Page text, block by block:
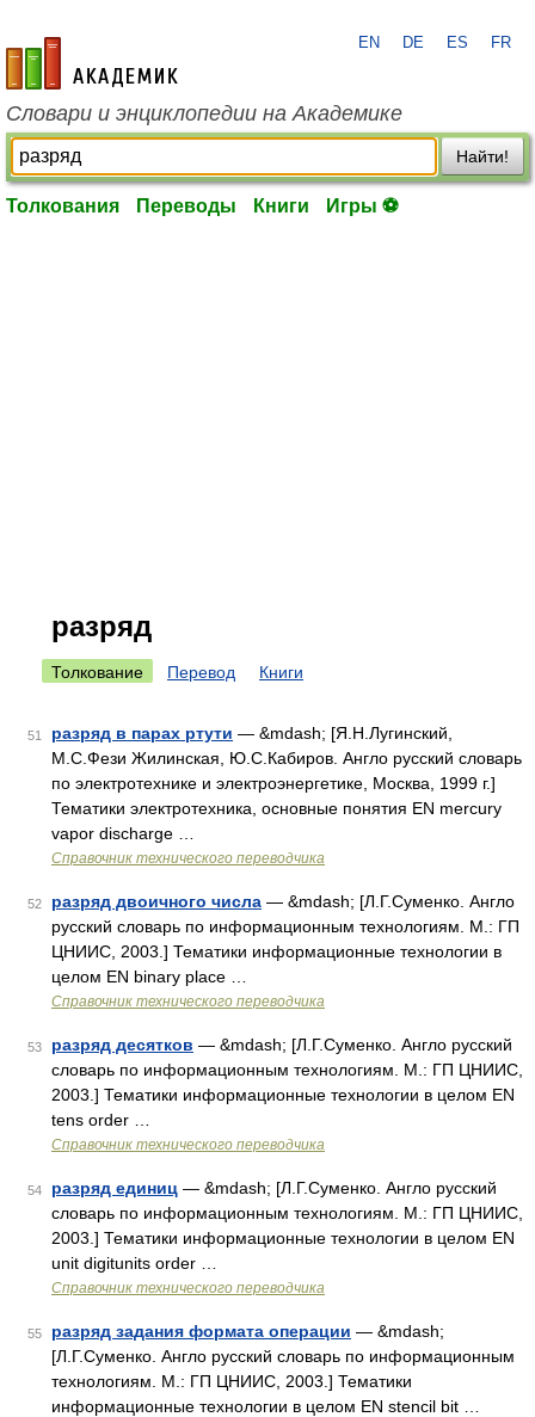
academic.ru
EN DE ES FR
Словари и энциклопедии на Академике
Найти!
Толкования Переводы Книги Игры ⚽
разряд
Толкование Перевод Книги
51 разряд в парах ртути — &mdash; [Я.Н.Лугинский,
М.С.Фези Жилинская, Ю.С.Кабиров. Англо русский словарь
по электротехнике и электроэнергетике, Москва, 1999 г.]
Тематики электротехника, основные понятия EN mercury
vapor discharge …
Справочник технического переводчика
52 разряд двоичного числа — &mdash; [Л.Г.Суменко. Англо
русский словарь по информационным технологиям. М.: ГП
ЦНИИС, 2003.] Тематики информационные технологии в
целом EN binary place …
Справочник технического переводчика
53 разряд десятков — &mdash; [Л.Г.Суменко. Англо русский
словарь по информационным технологиям. М.: ГП ЦНИИС,
2003.] Тематики информационные технологии в целом EN
tens order …
Справочник технического переводчика
54 разряд единиц — &mdash; [Л.Г.Суменко. Англо русский
словарь по информационным технологиям. М.: ГП ЦНИИС,
2003.] Тематики информационные технологии в целом EN
unit digitunits order …
Справочник технического переводчика
55 разряд задания формата операции — &mdash;
[Л.Г.Суменко. Англо русский словарь по информационным
технологиям. М.: ГП ЦНИИС, 2003.] Тематики
информационные технологии в целом EN stencil bit …